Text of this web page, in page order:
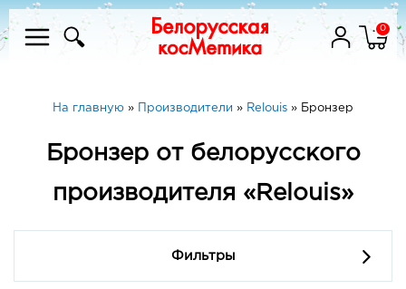
0
На главную » Производители » Relouis » Бронзер
Бронзер от белорусского
производителя «Relouis»
Фильтры